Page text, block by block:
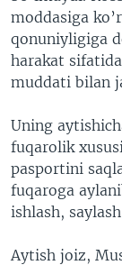
moddasiga
qonuniyligiga
harakat
muddati bilan
Uning
fuqarolik
pasportini
fuqaroga
ishlash,
Aytish joiz,